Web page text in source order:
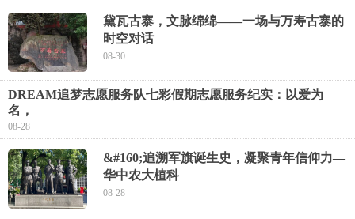
黛瓦古寨，文脉绵绵——一场与万寿古寨的
时空对话
08-30
DREAM追梦志愿服务队七彩假期志愿服务纪实：以爱为
名，
08-28
&#160;追溯军旗诞生史，凝聚青年信仰力—
华中农大植科
08-28